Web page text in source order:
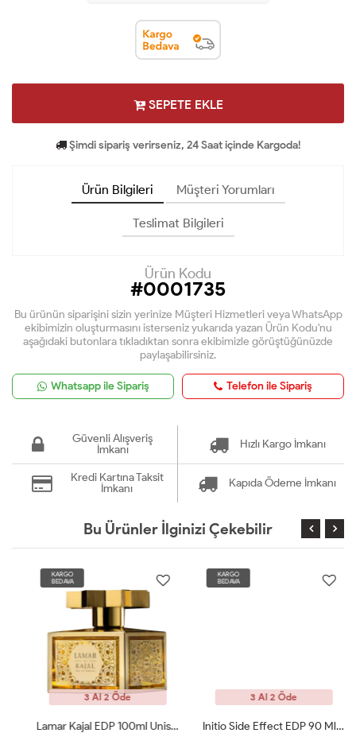
SEPETE EKLE
Şimdi sipariş verirseniz, 24 Saat içinde Kargoda!
Ürün Bilgileri Müşteri Yorumları
Teslimat Bilgileri
Ürün Kodu
#0001735
Bu ürünün siparişini sizin yerinize Müşteri Hizmetleri veya WhatsApp
ekibimizin oluşturmasını isterseniz yukarıda yazan Ürün Kodu'nu
aşağıdaki butonlara tıkladıktan sonra ekibimizle görüştüğünüzde
paylaşabilirsiniz.
Whatsapp ile Sipariş Telefon ile Sipariş
Güvenli Alışveriş
İmkanı
Hızlı Kargo İmkanı
Kredi Kartına Taksit
İmkanı
Kapıda Ödeme İmkanı
Bu Ürünler İlginizi Çekebilir
KARGO
BEDAVA
3 Al 2 Öde
Lamar Kajal EDP 100ml Unisex Tester Parfümü
KARGO
BEDAVA
3 Al 2 Öde
Initio Side Effect EDP 90 Ml Unisex Tester Parfüm